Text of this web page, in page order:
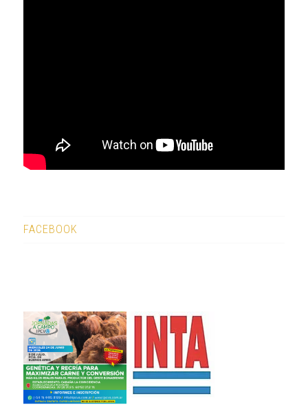
FACEBOOK